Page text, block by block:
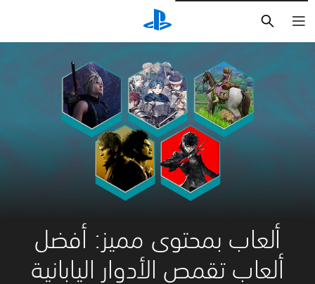
ألعاب بمحتوى مميز: أفضل
ألعاب تقمص الأدوار اليابانية